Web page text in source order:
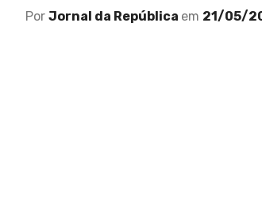
Por Jornal da República em 21/05/